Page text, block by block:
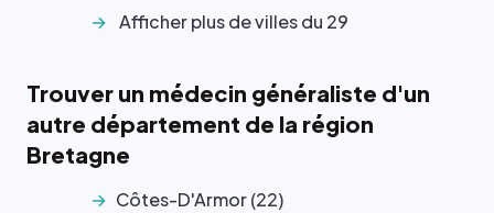
Afficher plus de villes du 29
Trouver un médecin généraliste d'un
autre département de la région
Bretagne
Côtes-D'Armor (22)